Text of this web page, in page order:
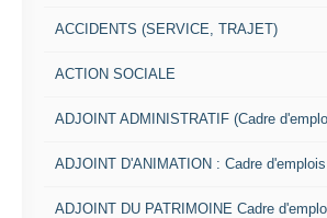
ACCIDENTS (SERVICE, TRAJET)
ACTION SOCIALE
ADJOINT ADMINISTRATIF (Cadre
ADJOINT D'ANIMATION : Cadre d'emplois
ADJOINT DU PATRIMOINE Cadre